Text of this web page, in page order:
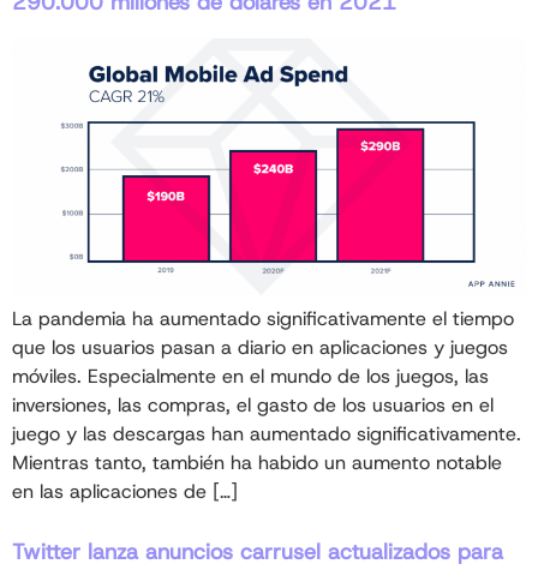
La pandemia ha aumentado significativamente el tiempo
que los usuarios pasan a diario en aplicaciones y juegos
móviles. Especialmente en el mundo de los juegos, las
inversiones, las compras, el gasto de los usuarios en el
juego y las descargas han aumentado significativamente.
Mientras tanto, también ha habido un aumento notable
en las aplicaciones de […]
Twitter lanza anuncios carrusel actualizados para